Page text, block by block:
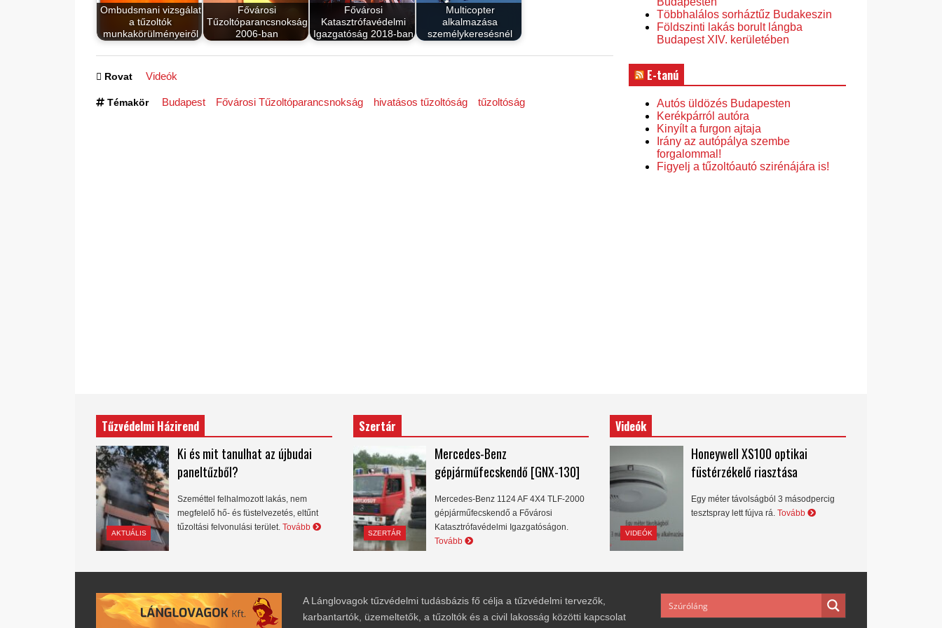
Ombudsmani vizsgálat
a tűzoltók
munkakörülményeiről
Fővárosi
Tűzoltóparancsnokság
2006-ban
Fővárosi
Katasztrófavédelmi
Igazgatóság 2018-ban
Multicopter
alkalmazása
személykeresésnél
Rovat Videók
Témakör Budapest Fővárosi Tűzoltóparancsnokság hivatásos tűzoltóság tűzoltóság
Többhalálos sorháztűz Budakeszin
Földszinti lakás borult lángba
Budapest XIV. kerületében
E-tanú
Autós üldözés Budapesten
Kerékpárról autóra
Kinyílt a furgon ajtaja
Irány az autópálya szembe
forgalommal!
Figyelj a tűzoltóautó szirénájára is!
Tűzvédelmi Házirend
AKTUÁLIS
Ki és mit tanulhat az újbudai
paneltűzből?
Szeméttel felhalmozott lakás, nem
megfelelő hő- és füstelvezetés, eltűnt
tűzoltási felvonulási terület. Tovább
Szertár
SZERTÁR
Mercedes-Benz
gépjárműfecskendő [GNX-130]
Mercedes-Benz 1124 AF 4X4 TLF-2000
gépjárműfecskendő a Fővárosi
Katasztrófavédelmi Igazgatóságon.
Tovább
Videók
VIDEÓK
Honeywell XS100 optikai
füstérzékelő riasztása
Egy méter távolságból 3 másodpercig
tesztspray lett fújva rá. Tovább
A Lánglovagok tűzvédelmi tudásbázis fő célja a tűzvédelmi tervezők,
karbantartók, üzemeltetők, a tűzoltók és a civil lakosság közötti kapcsolat